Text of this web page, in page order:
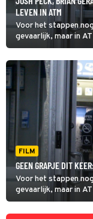
LEVEN IN ATM
Voor het stappen
gevaarlijk, maar in
FILM
GEEN GRAPJE DIT
Voor het stappen
gevaarlijk, maar in